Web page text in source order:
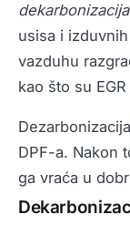
dekarbonizacija
usisa i
vazduhu
kao što su
DPF-a. Nakon
ga vraća u